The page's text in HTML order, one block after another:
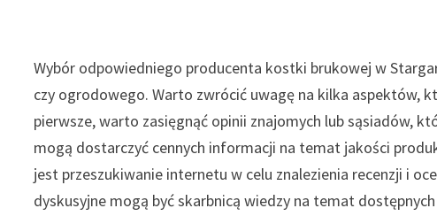
Wybór odpowiedniego producenta kostki brukowej w
czy ogrodowego. Warto zwrócić uwagę na kilka aspektów,
pierwsze, warto zasięgnąć opinii znajomych lub sąsiadów,
mogą dostarczyć cennych informacji na temat jakości
jest przeszukiwanie internetu w celu znalezienia recenzji i
dyskusyjne mogą być skarbnicą wiedzy na temat